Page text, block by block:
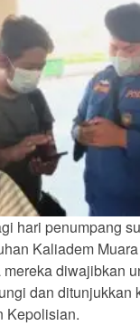
hari penumpang
Kaliadem
diwajibkan
dan ditunjukkan
Kepolisian.